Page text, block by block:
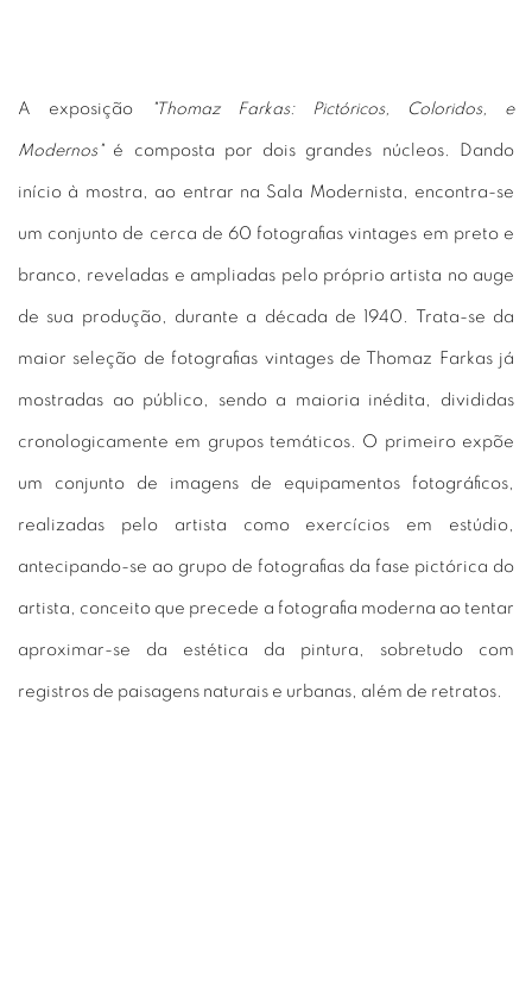
A exposição "Thomaz Farkas: Pictóricos, Coloridos, e
Modernos"é composta por dois grandes núcleos. Dando
início à mostra, ao entrar na Sala Modernista, encontra-se
um conjunto de cerca de 60 fotografias vintages em preto e
branco, reveladas e ampliadas pelo próprio artista no auge
de sua produção, durante a década de 1940. Trata-se da
maior seleção de fotografias vintages de Thomaz Farkas já
mostradas ao público, sendo a maioria inédita, divididas
cronologicamente em grupos temáticos. O primeiro expõe
um conjunto de imagens de equipamentos fotográficos,
realizadas pelo artista como exercícios em estúdio,
antecipando-se ao grupo de fotografias da fase pictórica do
artista, conceito que precede a fotografia moderna ao tentar
aproximar-se da estética da pintura, sobretudo com
registros de paisagens naturais e urbanas, além de retratos.